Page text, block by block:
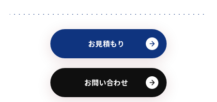
お見積もり
お問い合わせ